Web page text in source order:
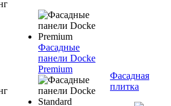
Фасадные
панели Docke
Premium
Фасадная
плитка